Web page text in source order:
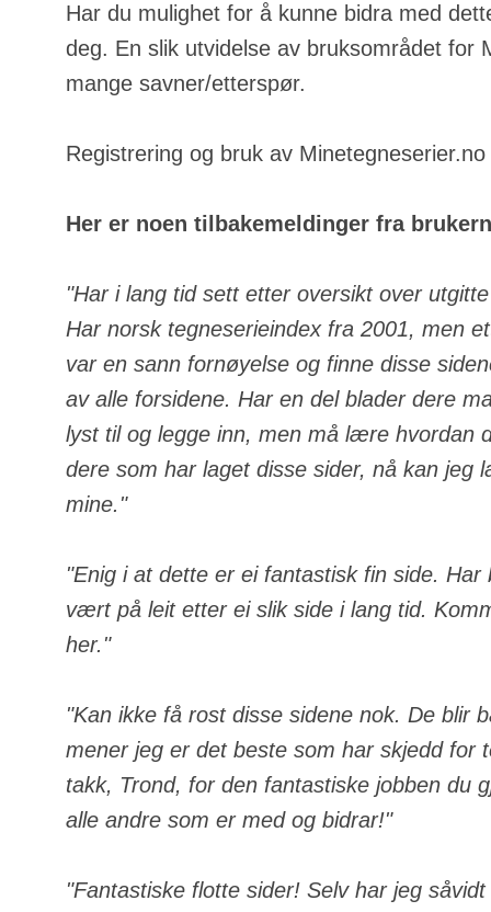
Har du mulighet for å kunne bidra med
deg. En slik utvidelse av bruksområdet for
mange savner/etterspør.
Registrering og bruk av
Her er noen tilbakemeldinger fra
"Har i lang tid sett etter oversikt over
Har norsk tegneserieindex fra 2001, men
var en sann fornøyelse og finne disse
av alle forsidene. Har en del blader dere
lyst til og legge inn, men må lære hvordan
dere som har laget disse sider, nå kan jeg
mine."
"Enig i at dette er ei fantastisk fin side.
vært på leit etter ei slik side i lang tid.
her."
"Kan ikke få rost disse sidene nok. De blir
mener jeg er det beste som har skjedd for
takk, Trond, for den fantastiske jobben du
alle andre som er med og bidrar!"
"Fantastiske flotte sider! Selv har jeg